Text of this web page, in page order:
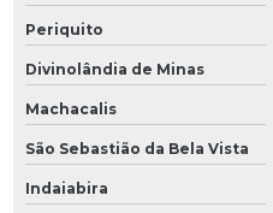
Periquito
Divinolândia de Minas
Machacalis
São Sebastião da Bela Vista
Indaiabira